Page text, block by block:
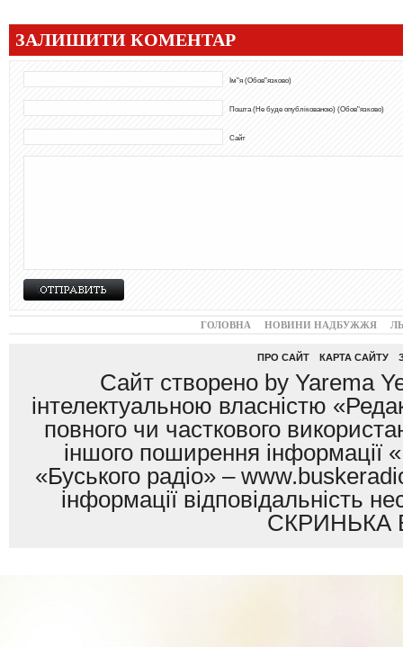
ЗАЛИШИТИ КОМЕНТАР
Ім"я (Обов"язково)
Пошта (Не буде опублікованою) (Обов"язково)
Сайт
ГОЛОВНА НОВИНИ НАДБУЖЖЯ
ПРО САЙТ КАРТА САЙТУ
Сайт створено by Yarema
інтелектуальною власністю
повного чи часткового
іншого поширення інформації
«Буського радіо» –
інформації
СКРИНЬКА